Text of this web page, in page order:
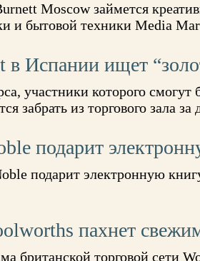
Moscow займется
и бытовой техники Media
Испании ищет
участники которого смогут
забрать из торгового зала
подарит
подарит электронную
пахнет
британской торговой сети